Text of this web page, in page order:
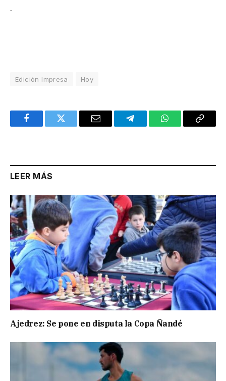
.
Edición Impresa Hoy
FacebookTwitter Email TelegramWhatsAppCopy
LEER MÁS
Ajedrez: Se pone en disputa la Copa Ñandé